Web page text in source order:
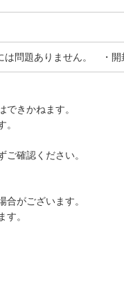
問題ありません。 ・開
きかねます。
確認ください。
がございます。
。